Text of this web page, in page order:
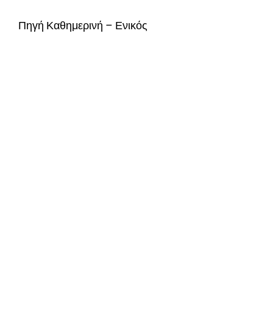
Πηγή Καθημερινή – Ενικός